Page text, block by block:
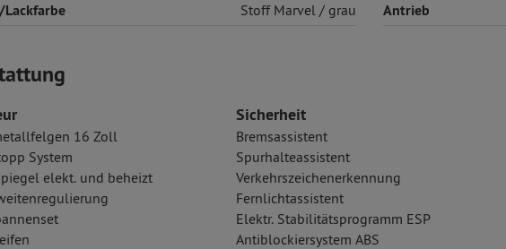
StoffMarvel / grau Antrieb
16 Zoll
System
elekt. und beheizt
Sicherheit
Bremsassistent
Spurhalteassistent
Verkehrszeichenerkennung
Fernlichtassistent
Elektr. Stabilitätsprogramm ESP
Antiblockiersystem ABS